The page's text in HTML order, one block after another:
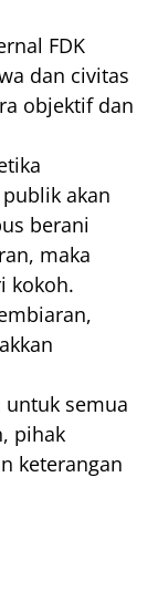
FDK
dan civitas
objektif dan
akan
berani
maka
kokoh.
untuk semua
pihak
keterangan